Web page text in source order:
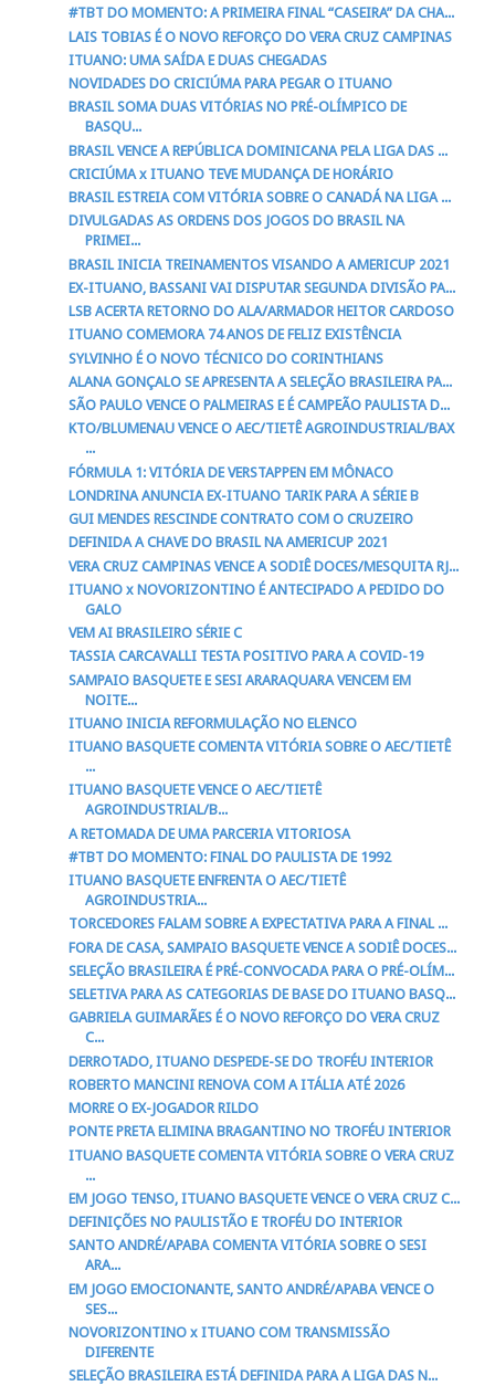
#TBT DO MOMENTO: A PRIMEIRA FINAL “CASEIRA” DA CHA...
LAIS TOBIAS É O NOVO REFORÇO DO VERA CRUZ CAMPINAS
ITUANO: UMA SAÍDA E DUAS CHEGADAS
NOVIDADES DO CRICIÚMA PARA PEGAR O ITUANO
BRASIL SOMA DUAS VITÓRIAS NO PRÉ-OLÍMPICO DE
BASQU...
BRASIL VENCE A REPÚBLICA DOMINICANA PELA LIGA DAS ...
CRICIÚMA x ITUANO TEVE MUDANÇA DE HORÁRIO
BRASIL ESTREIA COM VITÓRIA SOBRE O CANADÁ NA LIGA ...
DIVULGADAS AS ORDENS DOS JOGOS DO BRASIL NA
PRIMEI...
BRASIL INICIA TREINAMENTOS VISANDO A AMERICUP 2021
EX-ITUANO, BASSANI VAI DISPUTAR SEGUNDA DIVISÃO PA...
LSB ACERTA RETORNO DO ALA/ARMADOR HEITOR CARDOSO
ITUANO COMEMORA 74 ANOS DE FELIZ EXISTÊNCIA
SYLVINHO É O NOVO TÉCNICO DO CORINTHIANS
ALANA GONÇALO SE APRESENTA A SELEÇÃO BRASILEIRA PA...
SÃO PAULO VENCE O PALMEIRAS E É CAMPEÃO PAULISTA D...
KTO/BLUMENAU VENCE O AEC/TIETÊ AGROINDUSTRIAL/BAX
...
FÓRMULA 1: VITÓRIA DE VERSTAPPEN EM MÔNACO
LONDRINA ANUNCIA EX-ITUANO TARIK PARA A SÉRIE B
GUI MENDES RESCINDE CONTRATO COM O CRUZEIRO
DEFINIDA A CHAVE DO BRASIL NA AMERICUP 2021
VERA CRUZ CAMPINAS VENCE A SODIÊ DOCES/MESQUITA RJ...
ITUANO x NOVORIZONTINO É ANTECIPADO A PEDIDO DO
GALO
VEM AI BRASILEIRO SÉRIE C
TASSIA CARCAVALLI TESTA POSITIVO PARA A COVID-19
SAMPAIO BASQUETE E SESI ARARAQUARA VENCEM EM
NOITE...
ITUANO INICIA REFORMULAÇÃO NO ELENCO
ITUANO BASQUETE COMENTA VITÓRIA SOBRE O AEC/TIETÊ
...
ITUANO BASQUETE VENCE O AEC/TIETÊ
AGROINDUSTRIAL/B...
A RETOMADA DE UMA PARCERIA VITORIOSA
#TBT DO MOMENTO: FINAL DO PAULISTA DE 1992
ITUANO BASQUETE ENFRENTA O AEC/TIETÊ
AGROINDUSTRIA...
TORCEDORES FALAM SOBRE A EXPECTATIVA PARA A FINAL ...
FORA DE CASA, SAMPAIO BASQUETE VENCE A SODIÊ DOCES...
SELEÇÃO BRASILEIRA É PRÉ-CONVOCADA PARA O PRÉ-OLÍM...
SELETIVA PARA AS CATEGORIAS DE BASE DO ITUANO BASQ...
GABRIELA GUIMARÃES É O NOVO REFORÇO DO VERA CRUZ
C...
DERROTADO, ITUANO DESPEDE-SE DO TROFÉU INTERIOR
ROBERTO MANCINI RENOVA COM A ITÁLIA ATÉ 2026
MORRE O EX-JOGADOR RILDO
PONTE PRETA ELIMINA BRAGANTINO NO TROFÉU INTERIOR
ITUANO BASQUETE COMENTA VITÓRIA SOBRE O VERA CRUZ
...
EM JOGO TENSO, ITUANO BASQUETE VENCE O VERA CRUZ C...
DEFINIÇÕES NO PAULISTÃO E TROFÉU DO INTERIOR
SANTO ANDRÉ/APABA COMENTA VITÓRIA SOBRE O SESI
ARA...
EM JOGO EMOCIONANTE, SANTO ANDRÉ/APABA VENCE O
SES...
NOVORIZONTINO x ITUANO COM TRANSMISSÃO
DIFERENTE
SELEÇÃO BRASILEIRA ESTÁ DEFINIDA PARA A LIGA DAS N...